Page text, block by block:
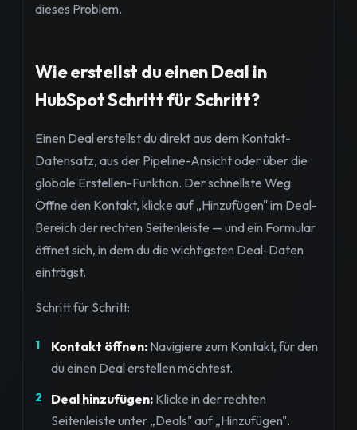
dieses Problem.
Wie erstellst du einen Deal in
HubSpot Schritt für Schritt?
Einen Deal erstellst du direkt aus dem Kontakt-
Datensatz, aus der Pipeline-Ansicht oder über die
globale Erstellen-Funktion. Der schnellste Weg:
Öffne den Kontakt, klicke auf „Hinzufügen" im Deal-
Bereich der rechten Seitenleiste — und ein Formular
öffnet sich, in dem du die wichtigsten Deal-Daten
einträgst.
Schritt für Schritt:
Kontakt öffnen: Navigiere zum Kontakt, für den
du einen Deal erstellen möchtest.
Deal hinzufügen: Klicke in der rechten
Seitenleiste unter „Deals" auf „Hinzufügen".